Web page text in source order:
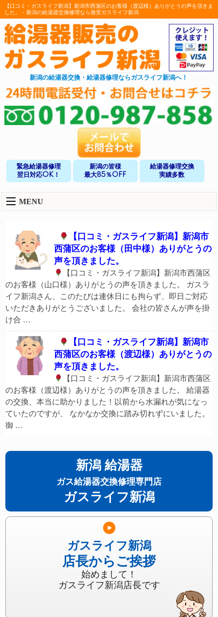
【口コミ・ガスライフ新潟】新潟市西蒲区のお客様（渡辺様）ありがとうの声を頂きま
した。 - 新潟の給湯器交換修理なら激安ガスライフ新潟
新潟の給湯器交換・給湯器修理ならガスライフ新潟へ！
緊急給湯器修理
翌日対応OK！
新潟の皆様
最大85％OFF
給湯器修理交換
実績多数
MENU
【口コミ・ガスライフ新潟】新潟市
西蒲区のお客様（田中様）ありがとうの
声を頂きました。
【口コミ・ガスライフ新潟】新潟市西蒲区
のお客様（山口様）ありがとうの声を頂きました。 ガスラ
イフ新潟さん、このたびは連休日にも拘らず、即日ご対応
いただきありがとうございました。 会社の皆さんが声を掛
け合 …
【口コミ・ガスライフ新潟】新潟市
西蒲区のお客様（渡辺様）ありがとうの
声を頂きました。
【口コミ・ガスライフ新潟】新潟市西蒲区
のお客様（渡辺様）ありがとうの声を頂きました。 給湯器
の交換、本当に助かりました！以前から水漏れが気になっ
ていたのですが、 なかなか交換に踏み切れずにいました。
御 …
新潟 給湯器
ガス給湯器交換修理専門店
ガスライフ新潟
ガスライフ新潟
店長からご挨拶
始めまして！
ガスライフ新潟店長です